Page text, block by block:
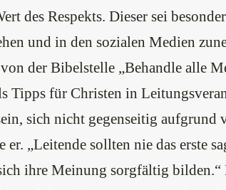
des Respekts. Dieser sei
und in den sozialen Medien
der Bibelstelle „Behandle alle
Tipps für Christen in
sich nicht gegenseitig aufgrund
er. „Leitende sollten nie das erste
ihre Meinung sorgfältig